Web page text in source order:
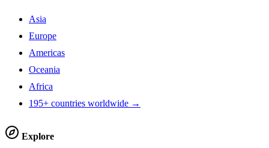
Asia
Europe
Americas
Oceania
Africa
195+ countries worldwide →
Explore